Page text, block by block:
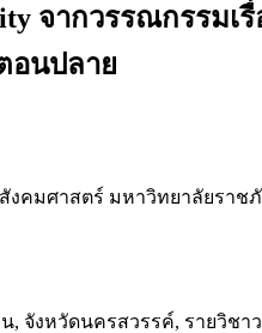
จากวรรณกรรมเ
อนปลาย
คมศาสตร์ มหาวิทยาลัยราช
จีน, จังหวัดนครสวรรค์, รายวิช